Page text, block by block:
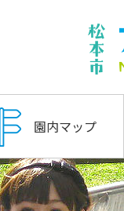
園内マップ
ファミリーゾーン
いきものふれあいの森
山と自然博物館
小鳥と小動物の森